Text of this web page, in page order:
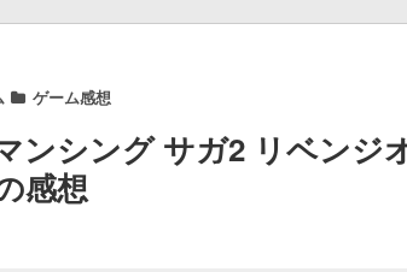
ゲーム感想
マンシング サガ2 リベン
感想